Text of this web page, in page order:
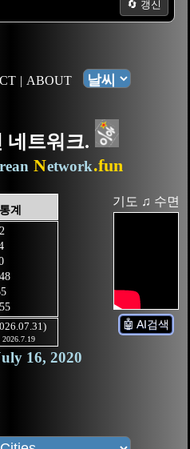
🔄 갱신
| ABOUT
네트워크.
Network.fun
계
2026.7.19
기도 ♫ 수면
🤖 AI검색
16, 2020